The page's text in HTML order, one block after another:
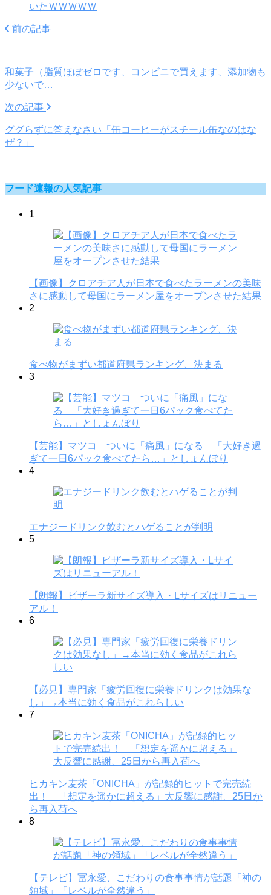
いたＷＷＷＷＷ
前の記事
和菓子（脂質ほぼゼロです、コンビニで買えます、添加物も
少ないで…
次の記事
ググらずに答えなさい「缶コーヒーがスチール缶なのはな
ぜ？」
フード速報の人気記事
1
【画像】クロアチア人が日本で食べたラーメンの美味
さに感動して母国にラーメン屋をオープンさせた結果
2
食べ物がまずい都道府県ランキング、決まる
3
【芸能】マツコ ついに「痛風」になる 「大好き過
ぎて一日6パック食べてたら…」としょんぼり
4
エナジードリンク飲むとハゲることが判明
5
【朗報】ピザーラ新サイズ導入・Lサイズはリニュー
アル！
6
【必見】専門家「疲労回復に栄養ドリンクは効果な
し」→本当に効く食品がこれらしい
7
ヒカキン麦茶「ONICHA」が記録的ヒットで完売続
出！ 「想定を遥かに超える」大反響に感謝、25日か
ら再入荷へ
8
【テレビ】冨永愛、こだわりの食事事情が話題「神の
領域」「レベルが全然違う」